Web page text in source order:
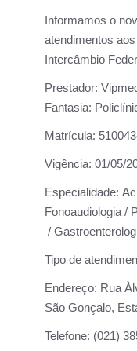
Informamos o
atendimentos
Intercâmbio
Prestador:
Fantasia:
Matrícula:
Vigência: 01/05/
Especialidade:
Fonoaudiologia /
/
Tipo de
Endereço: Rua
São Gonçalo,
Telefone: (021)